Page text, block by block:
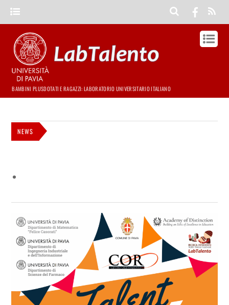
BAMBINI PLUSDOTATI E RAGAZZI: LABORATORIO UNIVERSITARIO ITALIANO
NEWS